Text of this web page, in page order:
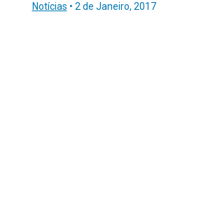
Notícias • 2 de Janeiro, 2017